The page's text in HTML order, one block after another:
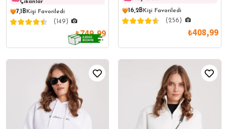
Sweatshirt
Çıkanlar
Çıkanlar
7,1B Kişi Favoriledi
(149)
₺749,99
Sweatshirt
16,2B Kişi Favoriledi
(256)
₺408,99